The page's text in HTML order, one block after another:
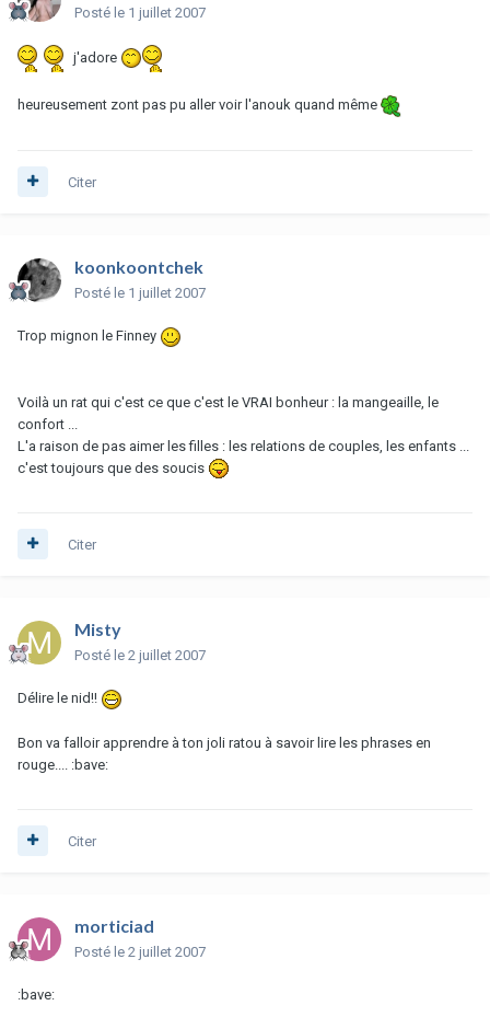
Posté le 1 juillet 2007
j'adore
heureusement zont pas pu aller voir l'anouk quand même
Citer
koonkoontchek
Posté le 1 juillet 2007
Trop mignon le Finney
Voilà un rat qui c'est ce que c'est le VRAI bonheur : la mangeaille, le
confort ...
L'a raison de pas aimer les filles : les relations de couples, les enfants ...
c'est toujours que des soucis
Citer
Misty
Posté le 2 juillet 2007
Délire le nid!!
Bon va falloir apprendre à ton joli ratou à savoir lire les phrases en
rouge.... :bave:
Citer
morticiad
Posté le 2 juillet 2007
:bave: